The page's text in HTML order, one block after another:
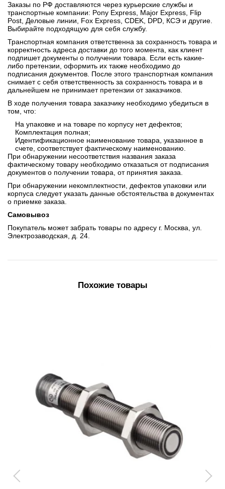
Заказы по РФ доставляются через курьерские службы и
транспортные компании: Pony Express, Major Express, Flip
Post, Деловые линии, Fox Express, CDEK, DPD, КСЭ и другие.
Выбирайте подходящую для себя службу.
Транспортная компания ответственна за сохранность товара и
корректность адреса доставки до того момента, как клиент
подпишет документы о получении товара. Если есть какие-
либо претензии, оформить их также необходимо до
подписания документов. После этого транспортная компания
снимает с себя ответственность за сохранность товара и в
дальнейшем не принимает претензии от заказчиков.
В ходе получения товара заказчику необходимо убедиться в
том, что:
На упаковке и на товаре по корпусу нет дефектов;
Комплектация полная;
Идентификационное наименование товара, указанное в
счете, соответствует фактическому наименованию.
При обнаружении несоответствия названия заказа
фактическому товару необходимо отказаться от подписания
документов о получении товара, от принятия заказа.
При обнаружении некомплектности, дефектов упаковки или
корпуса следует указать данные обстоятельства в документах
о приемке заказа.
Самовывоз
Покупатель может забрать товары по адресу г. Москва, ул.
Электрозаводская, д. 24.
Похожие товары